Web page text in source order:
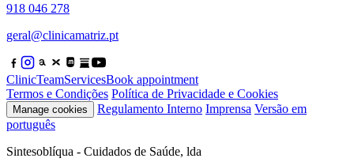
918 046 278
geral@clinicamatriz.pt
ClinicTeamServicesBook appointment
Termos e Condições Política de Privacidade e Cookies
Manage cookies Regulamento Interno Imprensa Versão em
português
Sintesoblíqua - Cuidados de Saúde, lda